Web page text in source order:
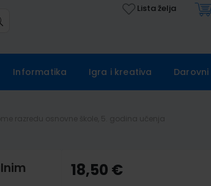
Lista želja
Informatika Igra i kreativa
18,50 €